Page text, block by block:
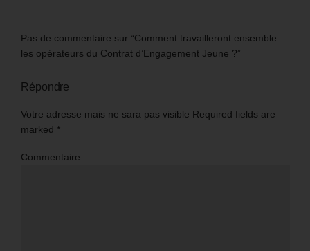
Pas de commentaire sur “Comment travailleront ensemble
les opérateurs du Contrat d’Engagement Jeune ?”
Répondre
Votre adresse mais ne sara pas visible Required fields are
marked *
Commentaire